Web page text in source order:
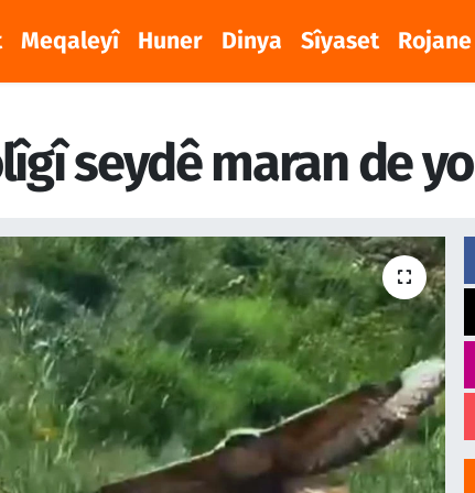
Meqaleyî Huner Dinya Sîyaset Rojane
seydê maran de yo